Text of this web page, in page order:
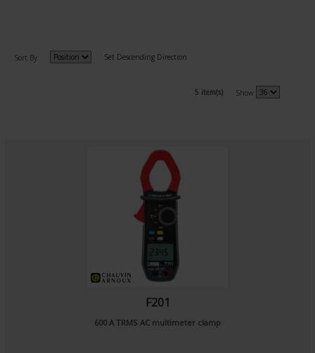
Sort By Set Descending Direction
5 item(s) Show
F201
600 A TRMS AC multimeter clamp